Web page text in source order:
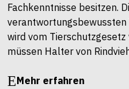
Fachkenntnisse besitzen.
wird vom Tierschutzgesetz
müssen Halter von
Mehr erfahren